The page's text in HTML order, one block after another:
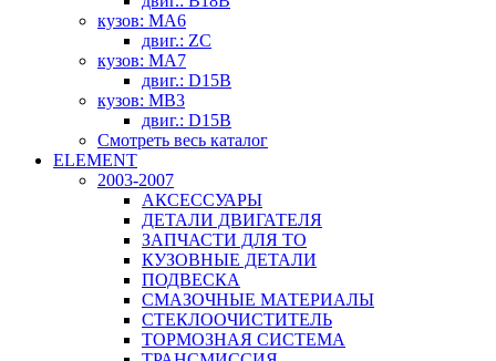
кузов: MA6
двиг.: ZC
кузов: MA7
двиг.: D15B
кузов: MB3
двиг.: D15B
Смотреть весь каталог
ELEMENT
2003-2007
АКСЕССУАРЫ
ДЕТАЛИ ДВИГАТЕЛЯ
ЗАПЧАСТИ ДЛЯ ТО
КУЗОВНЫЕ ДЕТАЛИ
ПОДВЕСКА
СМАЗОЧНЫЕ МАТЕРИАЛЫ
СТЕКЛООЧИСТИТЕЛЬ
ТОРМОЗНАЯ СИСТЕМА